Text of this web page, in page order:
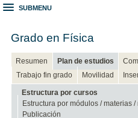
SUBMENU
Grado en Física
Resumen Plan de estudios
Trabajo fin grado
Movilidad
Estructura por cursos
Estructura por módulos / materias
Publicación